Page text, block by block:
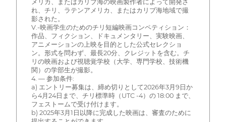
メリカ、またはカリブ海の映画製作者によって開発さ
れ、チリ、ラテンアメリカ、またはカリブ海地域で撮
影された。
V.-映画学生のためのチリ短編映画コンペティション：
作品、フィクション、ドキュメンタリー、実験映画、
アニメーションの上映を目的とした公式セレクショ
ン。形式を問わず、最長20分、クレジットを含む。チ
リの映画および視聴覚学校（大学、専門学校、技術機
関）の学部生が撮影。
4. — 参加条件:
a) エントリー募集は、締め切りとして2026年3月9日か
ら4月24日まで、チリ標準時（UTC -4）の 18:00 まで、
フェストームで受け付けます。
b) 2025年3月1日以降に完成した映画は、審査のために